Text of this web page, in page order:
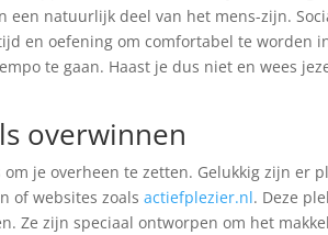
een natuurlijk deel van het mens-zijn.
en oefening om comfortabel te worden
te gaan. Haast je dus niet en wees
overwinnen
je overheen te zetten. Gelukkig zijn er
of websites zoals actiefplezier.nl. Deze
Ze zijn speciaal ontworpen om het